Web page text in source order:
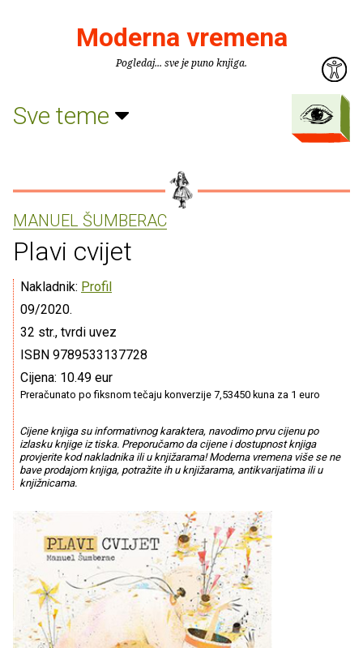
Moderna vremena
Pogledaj... sve je puno knjiga.
Sve teme
MANUEL ŠUMBERAC
Plavi cvijet
Nakladnik: Profil
09/2020.
32 str., tvrdi uvez
ISBN 9789533137728
Cijena: 10.49 eur
Preračunato po fiksnom tečaju konverzije 7,53450 kuna za 1 euro
Cijene knjiga su informativnog karaktera, navodimo prvu cijenu po
izlasku knjige iz tiska. Preporučamo da cijene i dostupnost knjiga
provjerite kod nakladnika ili u knjižarama! Moderna vremena više se ne
bave prodajom knjiga, potražite ih u knjižarama, antikvarijatima ili u
knjižnicama.